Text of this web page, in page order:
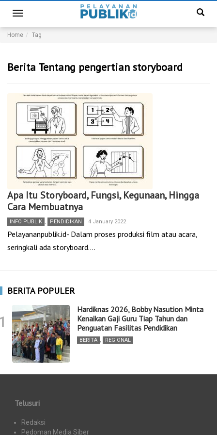
Toggle
navigation
Home Tag
Berita Tentang pengertian storyboard
Apa Itu Storyboard, Fungsi, Kegunaan, Hingga
Cara Membuatnya
INFO PUBLIK , PENDIDIKAN 4 January 2022
Pelayananpublik.id- Dalam proses produksi film atau acara,
seringkali ada storyboard.…
BERITA POPULER
Hardiknas 2026, Bobby Nasution Minta
Kenaikan Gaji Guru Tiap Tahun dan
Penguatan Fasilitas Pendidikan
BERITA , REGIONAL
Telusuri
Redaksi
Pedoman Media Siber